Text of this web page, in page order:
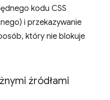
kodu CSS
i przekazywanie
który nie blokuje
źródłami